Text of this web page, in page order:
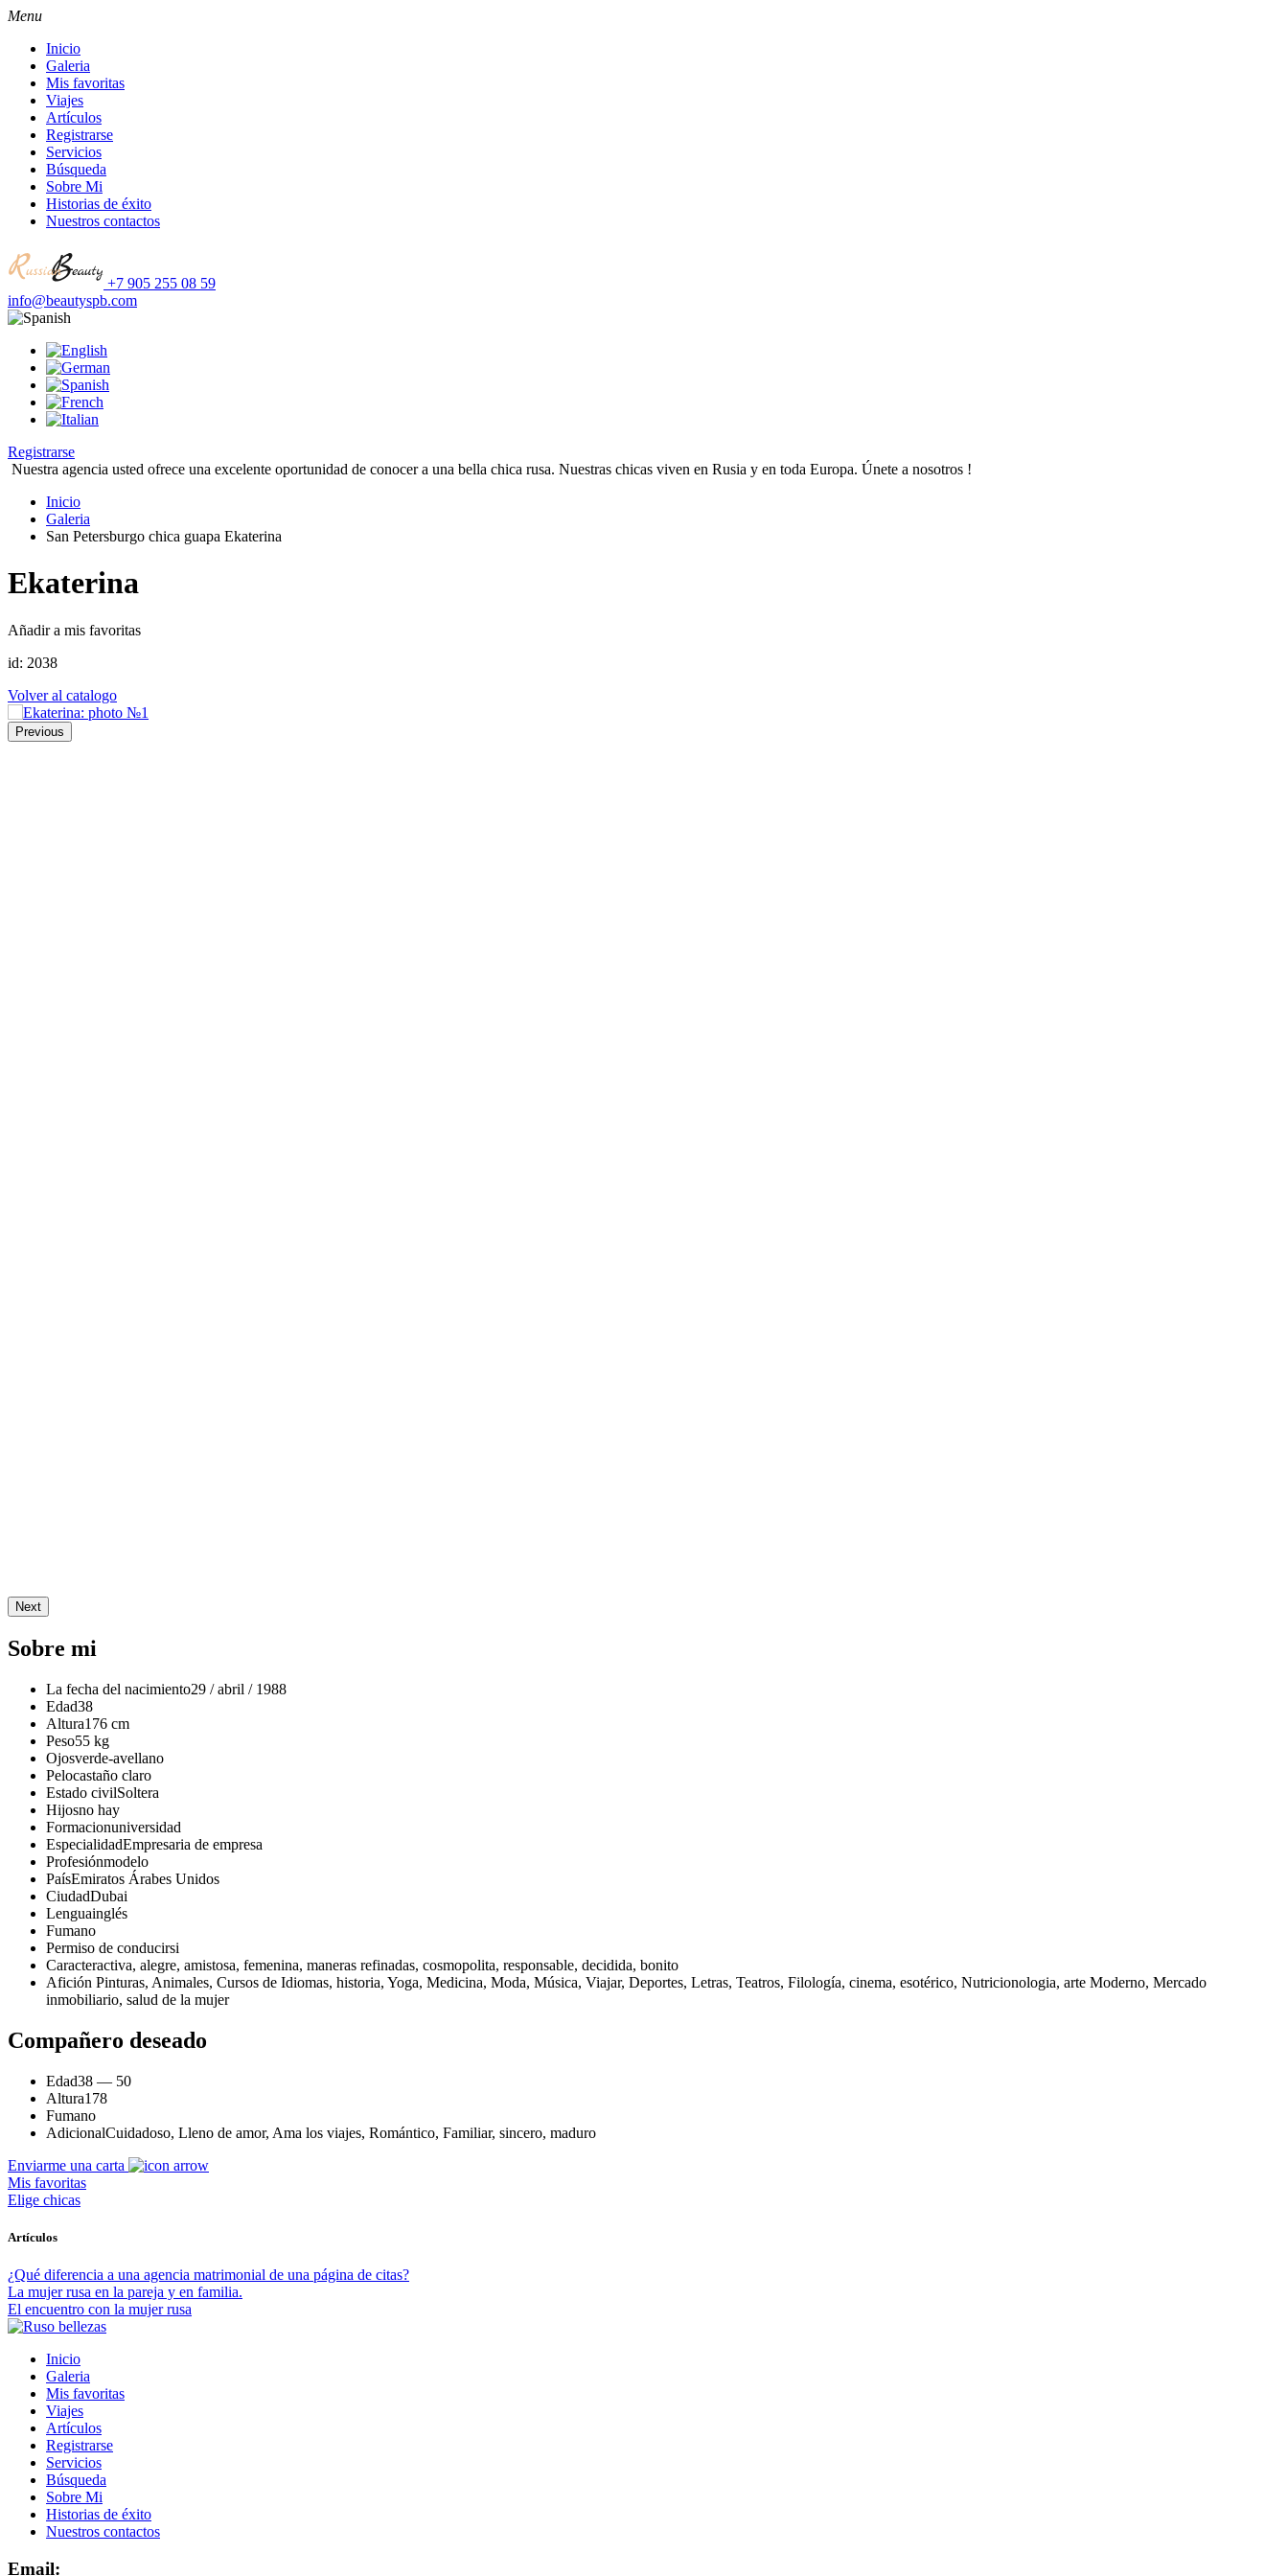
Menu
Inicio
Galeria
Mis favoritas
Viajes
Artículos
Registrarse
Servicios
Búsqueda
Sobre Mi
Historias de éxito
Nuestros contactos
+7 905 255 08 59
info@beautyspb.com
Registrarse
Nuestra agencia usted ofrece una excelente oportunidad de conocer a una bella chica rusa. Nuestras сhicas viven en Rusia y en toda Europa. Únete a nosotros !
Inicio
Galeria
San Petersburgo chica guapa Ekaterina
Ekaterina
Añadir a mis favoritas
id: 2038
Volver al catalogo
Previous
Next
Sobre mi
La fecha del nacimiento29 / abril / 1988
Edad38
Altura176 cm
Peso55 kg
Ojosverde-avellano
Pelocastaño claro
Estado civilSoltera
Hijosno hay
Formacionuniversidad
EspecialidadEmpresaria de empresa
Profesiónmodelo
PaísEmiratos Árabes Unidos
CiudadDubai
Lenguainglés
Fumano
Permiso de conducirsi
Caracteractiva, alegre, amistosa, femenina, maneras refinadas, cosmopolita, responsable, decidida, bonito
Afición Pinturas, Animales, Cursos de Idiomas, historia, Yoga, Medicina, Moda, Música, Viajar, Deportes, Letras, Teatros, Filología, cinema, esotérico, Nutricionologia, arte Moderno, Mercado
inmobiliario, salud de la mujer
Compañero deseado
Edad38 — 50
Altura178
Fumano
AdicionalCuidadoso, Lleno de amor, Ama los viajes, Romántico, Familiar, sincero, maduro
Enviarme una carta
Mis favoritas
Elige chicas
Artículos
¿Qué diferencia a una agencia matrimonial de una página de citas?
La mujer rusa en la pareja y en familia.
El encuentro con la mujer rusa
Inicio
Galeria
Mis favoritas
Viajes
Artículos
Registrarse
Servicios
Búsqueda
Sobre Mi
Historias de éxito
Nuestros contactos
Email: